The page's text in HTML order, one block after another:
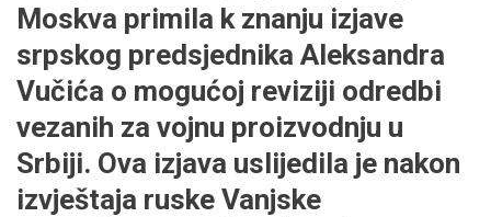
Moskva primila k znanju izjave
srpskog predsjednika Aleksandra
Vučića o mogućoj reviziji odredbi
vezanih za vojnu proizvodnju u
Srbiji. Ova izjava uslijedila je nakon
izvještaja ruske Vanjske